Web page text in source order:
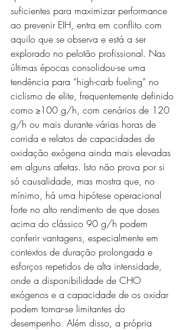
suficientes para maximizar performance
ao prevenir EIH, entra em conflito com
aquilo que se observa e está a ser
explorado no pelotão profissional. Nas
últimas épocas consolidou-se uma
tendência para “high-carb fueling” no
ciclismo de elite, frequentemente definido
como ≥100 g/h, com cenários de 120
g/h ou mais durante várias horas de
corrida e relatos de capacidades de
oxidação exógena ainda mais elevadas
em alguns atletas. Isto não prova por si
só causalidade, mas mostra que, no
mínimo, há uma hipótese operacional
forte no alto rendimento de que doses
acima do clássico 90 g/h podem
conferir vantagens, especialmente em
contextos de duração prolongada e
esforços repetidos de alta intensidade,
onde a disponibilidade de CHO
exógenos e a capacidade de os oxidar
podem tornar-se limitantes do
desempenho. Além disso, a própria